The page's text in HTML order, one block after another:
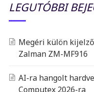
LEGUTÓBBI
Megéri külön
Zalman ZM-MF916
AI-ra hangolt
Computex 2026-ra